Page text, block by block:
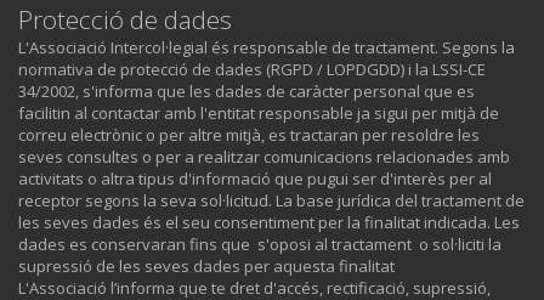
Protecció de dades
L'Associació Intercol·legial és responsable de tractament. Segons la
normativa de protecció de dades (RGPD / LOPDGDD) i la LSSI-CE
34/2002, s'informa que les dades de caràcter personal que es
facilitin al contactar amb l'entitat responsable ja sigui per mitjà de
correu electrònic o per altre mitjà, es tractaran per resoldre les
seves consultes o per a realitzar comunicacions relacionades amb
activitats o altra tipus d'informació que pugui ser d'interès per al
receptor segons la seva sol·licitud. La base jurídica del tractament de
les seves dades és el seu consentiment per la finalitat indicada. Les
dades es conservaran fins que s'oposi al tractament o sol·liciti la
supressió de les seves dades per aquesta finalitat
L'Associació l’informa que te dret d'accés, rectificació, supressió,